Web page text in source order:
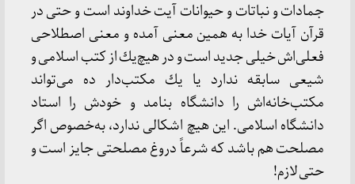
جمادات و نباتات و حیوانات آیت خداوند است و حتی در
قرآن آیات خدا به همین معنی آمده و معنی اصطلاحی
فعلی‌اش خیلی جدید است و در هیچ‌یك از كتب اسلامی و
شیعی سابقه ندارد یا یك مكتب‌دار ده می‌تواند
مكتب‌خانه‌اش را دانشگاه بنامد و خودش را استاد
دانشگاه اسلامی. این هیچ اشكالی ندارد، به‌خصوص اگر
مصلحت هم باشد كه شرعاً دروغ مصلحتی جایز است و
حتی لازم!